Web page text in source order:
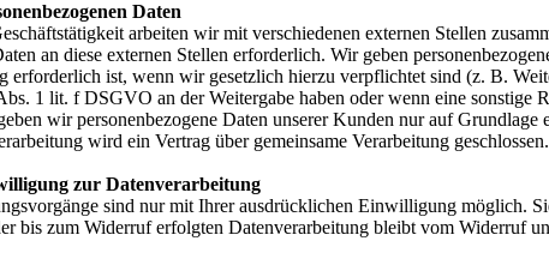
Daten
arbeiten wir mit verschiedenen externen Stellen
an diese externen Stellen erforderlich. Wir geben
erforderlich ist, wenn wir gesetzlich hierzu verpflichtet sind (z. B.
1 lit. f DSGVO an der Weitergabe haben oder wenn eine sonstige
wir personenbezogene Daten unserer Kunden nur auf
wird ein Vertrag über gemeinsame Verarbeitung geschlossen.
zur Datenverarbeitung
sind nur mit Ihrer ausdrücklichen Einwilligung möglich.
bis zum Widerruf erfolgten Datenverarbeitung bleibt vom Widerruf